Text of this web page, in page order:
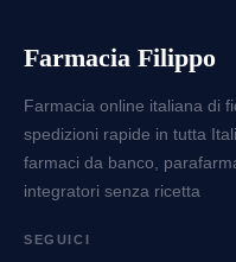
Farmacia Filippo
Farmacia online italiana di
spedizioni rapide in tutta
farmaci da banco,
integratori senza ricetta
SEGUICI